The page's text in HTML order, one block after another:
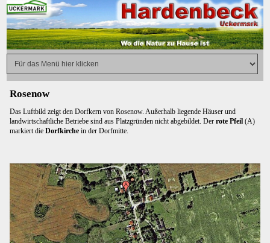
Rosenow
Das Luftbild zeigt den Dorfkern von Rosenow. Außerhalb liegende Häuser und
landwirtschaftliche Betriebe sind aus Platzgründen nicht abgebildet. Derrote Pfeil (A)
markiert dieDorfkirchein der Dorfmitte.